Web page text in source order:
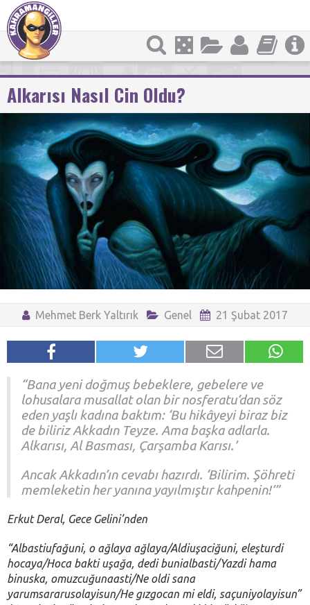
Alkarısı Nasıl Cin Oldu?
Mehmet Berk Yaltırık Genel 21 Şubat 2017
“Bana yeni doğmuş bebeklere, gebelere ve
lohusalara musallat olan bir nosferatu’dan söz
eden yaşlı kadına baktım: ‘Bu hikâyeyi biraz biz
de biliriz Akkadın Teyze. Ama başka adlarla.
Alkarısı, Al Basması, Çarşamba Karısı.’
Ancak Akkadın’ın cevabı hazırdı. ‘Bilirim. Şöhreti
memleketin her yanına yayılmıştır kahpenin!’”
Erkut Deral, Gece Gelini’nden
“Albastiufağuni, o ağlaya ağlaya/Aldiuşaciğuni, eleşturdi
hocaya/Hoca bakti uşağa, dedi bunialbasti/Yazdi hama
binuska, omuzcuğunaasti/Ne oldi sana
yarumsararusolayisun/He gızgocan mi eldi, saçuniyolayisun”